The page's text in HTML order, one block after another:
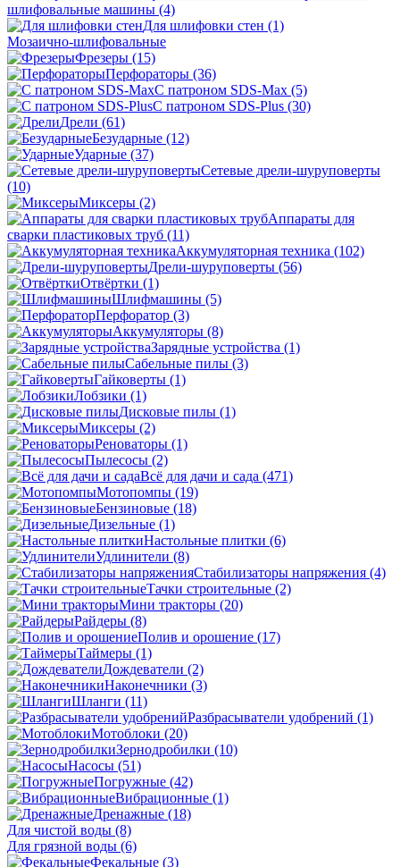
шлифовальные машины (4)
Для шлифовки стен (1)
Мозаично-шлифовальные
Фрезеры (15)
Перфораторы (36)
С патроном SDS-Max (5)
С патроном SDS-Plus (30)
Дрели (61)
Безударные (12)
Ударные (37)
Сетевые дрели-шуруповерты
(10)
Миксеры (2)
Аппараты для
сварки пластиковых труб (11)
Аккумуляторная техника (102)
Дрели-шуруповерты (56)
Отвёртки (1)
Шлифмашины (5)
Перфоратор (3)
Аккумуляторы (8)
Зарядные устройства (1)
Сабельные пилы (3)
Гайковерты (1)
Лобзики (1)
Дисковые пилы (1)
Миксеры (2)
Реноваторы (1)
Пылесосы (2)
Всё для дачи и сада (471)
Мотопомпы (19)
Бензиновые (18)
Дизельные (1)
Настольные плитки (6)
Удлинители (8)
Стабилизаторы напряжения (4)
Тачки строительные (2)
Мини тракторы (20)
Райдеры (8)
Полив и орошение (17)
Таймеры (1)
Дождеватели (2)
Наконечники (3)
Шланги (11)
Разбрасыватели удобрений (1)
Мотоблоки (20)
Зернодробилки (10)
Насосы (51)
Погружные (42)
Вибрационные (1)
Дренажные (18)
Для чистой воды (8)
Для грязной воды (6)
Фекальные (3)